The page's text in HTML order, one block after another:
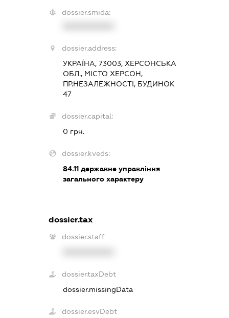
dossier.smida:
dossier.address:
УКРАЇНА, 73003, ХЕРСОНСЬКА
ОБЛ., МІСТО ХЕРСОН,
ПР.НЕЗАЛЕЖНОСТІ, БУДИНОК
47
dossier.capital:
0 грн.
dossier.kveds:
84.11державне управління
загального характеру
dossier.tax
dossier.staff
dossier.taxDebt
dossier.missingData
dossier.esvDebt